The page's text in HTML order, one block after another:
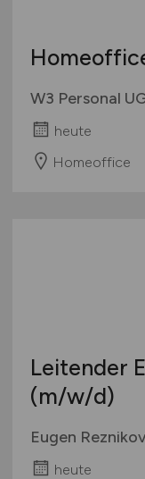
W3 Personal
heute
Homeoffice
Leitender
(m/w/d)
Eugen
heute